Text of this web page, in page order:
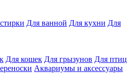
Для ванной Для кухни Для
Для кошек Для грызунов Для птиц
Аквариумы и аксессуары